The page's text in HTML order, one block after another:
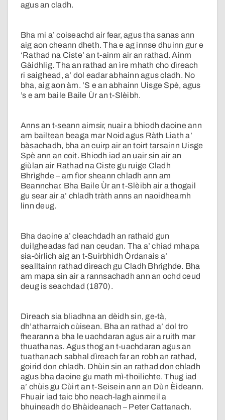
agus an cladh.
Bha mi a’ coiseachd air fear, agus tha sanas ann
aig aon cheann dheth. Tha e ag innse dhuinn gur e
‘Rathad na Ciste’ an t-ainm air an rathad. Ainm
Gàidhlig. Tha an rathad an ìre mhath cho dìreach
ri saighead, a’ dol eadar abhainn agus cladh. No
bha, aig aon àm. ’S e an abhainn Uisge Spè, agus
’s e am baile Baile Ùr an t-Slèibh.
Anns an t-seann aimsir, nuair a bhiodh daoine ann
am bailtean beaga mar Noid agus Ràth Liath a’
bàsachadh, bha an cuirp air an toirt tarsainn Uisge
Spè ann an coit. Bhiodh iad an uair sin air an
giùlan air Rathad na Ciste gu ruige Cladh
Bhrìghde – am fìor sheann chladh ann am
Beannchar. Bha Baile Ùr an t-Slèibh air a thogail
gu sear air a’ chladh tràth anns an naoidheamh
linn deug.
Bha daoine a’ cleachdadh an rathaid gun
duilgheadas fad nan ceudan. Tha a’ chiad mhapa
sia-òirlich aig an t-Suirbhidh Òrdanais a’
sealltainn rathad dìreach gu Cladh Bhrìghde. Bha
am mapa sin air a rannsachadh ann an ochd ceud
deug is seachdad (1870).
Dìreach sia bliadhna an dèidh sin, ge-tà,
dh’atharraich cùisean. Bha an rathad a’ dol tro
fhearann a bha le uachdaran agus air a ruith mar
thuathanas. Agus thog an t-uachdaran agus an
tuathanach sabhal dìreach far an robh an rathad,
goirid don chladh. Dhùin sin an rathad don chladh
agus bha daoine gu math mì-thoilichte. Thug iad
a’ chùis gu Cùirt an t-Seisein ann an Dùn Èideann.
Fhuair iad taic bho neach-lagh ainmeil a
bhuineadh do Bhàideanach – Peter Cattanach.